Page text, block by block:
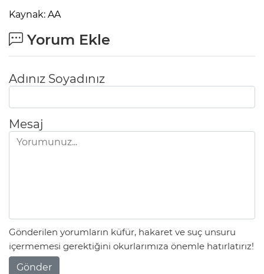
Kaynak: AA
Yorum Ekle
Adınız Soyadınız
Mesaj
Gönderilen yorumların küfür, hakaret ve suç unsuru
içermemesi gerektiğini okurlarımıza önemle hatırlatırız!
Gönder